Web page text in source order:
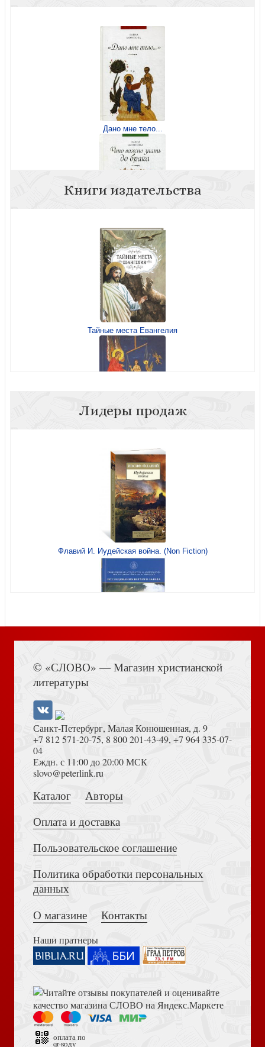
Дано мне тело...
Что важно знать до брака
Отвергнутый дар
Мужской характер
Как воспитать ребенка
Как избежать развода
Диалоги о семье и браке
Семейные тупики и перекрестки
Как воспитать мальчика настоящим мужчиной
Книги издательства
Тайные места Евангелия
Толкование на 50-й псалом
Благочестие апостольское
Радости моего детства. Сборник рассказов
Лидеры продаж
Флавий И. Иудейская война. (Non Fiction)
Достоевский Ф.М. Сила и правда России (2024)
Толкование на Апокалипсис (Тихоний Африканский)
© «СЛОВО» — Магазин христианской
литературы
Санкт-Петербург, Малая Конюшенная, д. 9
+7 812 571-20-75, 8 800 201-43-49, +7 964 335-07-
04
Еждн. с 11:00 до 20:00 МСК
slovo@peterlink.ru
Каталог
Авторы
Оплата и доставка
Пользовательское соглашение
Политика обработки персональных
данных
О магазине
Контакты
Наши пратнеры
оплата по
qr-коду